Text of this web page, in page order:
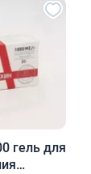
гель для